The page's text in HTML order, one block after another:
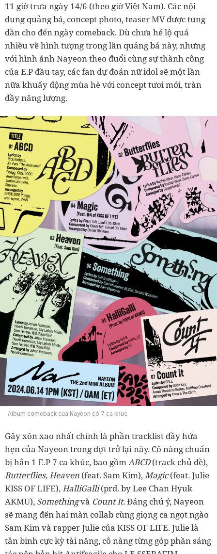
11 giờ trưa ngày 14/6 (theo giờ Việt Nam). Các nội
dung quảng bá, concept photo, teaser MV được tung
dần cho đến ngày comeback. Dù chưa hé lộ quá
nhiều về hình tượng trong lần quảng bá này, nhưng
với hình ảnh Nayeon theo đuổi cùng sự thành công
của E.P đầu tay, các fan dự đoán nữ idol sẽ một lần
nữa khuấy động mùa hè với concept tươi mới, tràn
đầy năng lượng.
Album comeback của Nayeon có 7 ca khúc
Gây xôn xao nhất chính là phần tracklist đầy hứa
hẹn của Nayeon trong đợt trở lại này. Cô nàng chuẩn
bị hẳn 1 E.P 7 ca khúc, bao gồmABCD(track chủ đề),
Butterflies, Heaven (feat. Sam Kim),Magic(feat. Julie
KISS OF LIFE), HalliGalli(prd. by Lee Chan Hyuk
AKMU), Somethingvà Count It.Đáng chú ý, Nayeon
sẽ mang đến hai màn collab cùng giọng ca ngọt ngào
Sam Kim và rapper Julie của KISS OF LIFE. Julie là
tân binh cực kỳ tài năng, cô nàng từng góp phần sáng